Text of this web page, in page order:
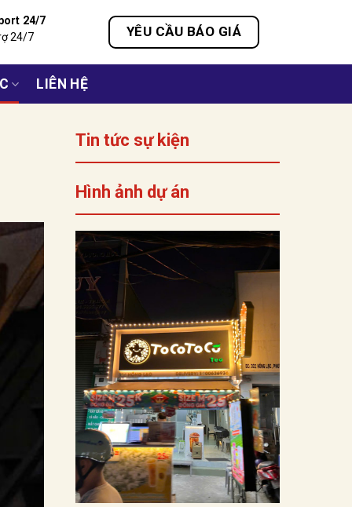
24/7
24/7
YÊU CẦU BÁO GIÁ
LIÊN HỆ
Tin tức sự kiện
Hình ảnh dự án